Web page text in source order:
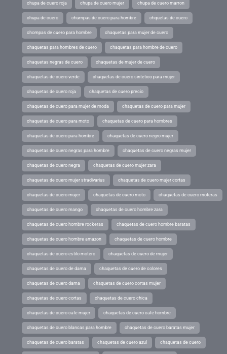
chupa de cuero roja chupa de cuero mujer chupa de cuero marron
chupa de cuero chumpas de cuero para hombre chquetas de cuero
chompas de cuero para hombre chaquetas para mujer de cuero
chaquetas para hombres de cuero chaquetas para hombre de cuero
chaquetas negras de cuero chaquetas de mujer de cuero
chaquetas de cuero verde chaquetas de cuero sintetico para mujer
chaquetas de cuero roja chaquetas de cuero precio
chaquetas de cuero para mujer de moda chaquetas de cuero para mujer
chaquetas de cuero para moto chaquetas de cuero para hombres
chaquetas de cuero para hombre chaquetas de cuero negro mujer
chaquetas de cuero negras para hombre chaquetas de cuero negras mujer
chaquetas de cuero negra chaquetas de cuero mujer zara
chaquetas de cuero mujer stradivarius chaquetas de cuero mujer cortas
chaquetas de cuero mujer chaquetas de cuero moto chaquetas de cuero moteras
chaquetas de cuero mango chaquetas de cuero hombre zara
chaquetas de cuero hombre rockeras chaquetas de cuero hombre baratas
chaquetas de cuero hombre amazon chaquetas de cuero hombre
chaquetas de cuero estilo motero chaquetas de cuero de mujer
chaquetas de cuero de dama chaquetas de cuero de colores
chaquetas de cuero dama chaquetas de cuero cortas mujer
chaquetas de cuero cortas chaquetas de cuero chica
chaquetas de cuero cafe mujer chaquetas de cuero cafe hombre
chaquetas de cuero blancas para hombre chaquetas de cuero baratas mujer
chaquetas de cuero baratas chaquetas de cuero azul chaquetas de cuero